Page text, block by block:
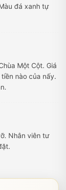
đá xanh tự
Một Cột. Giá
nào của nấy.
Nhân viên tư